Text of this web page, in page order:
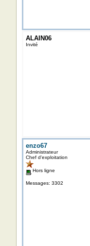
ALAIN06
Invité
enzo67
Administrateur
Chef d'exploitation
Hors ligne
Messages: 3302